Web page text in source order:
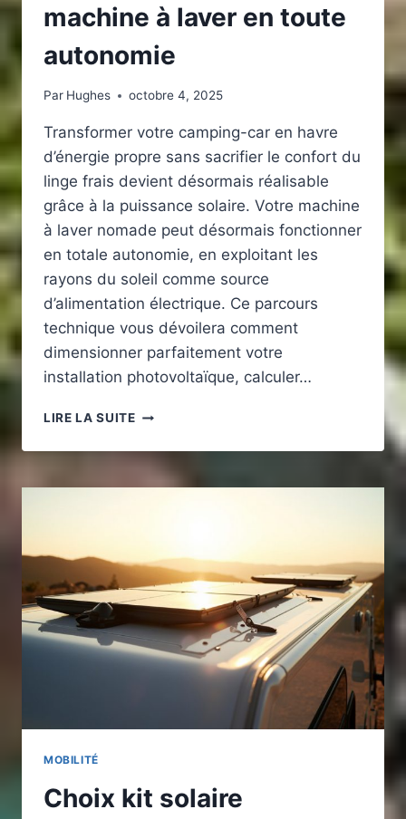
machine à laver en toute
autonomie
Par Hughes octobre 4, 2025
Transformer votre camping-car en havre
d’énergie propre sans sacrifier le confort du
linge frais devient désormais réalisable
grâce à la puissance solaire. Votre machine
à laver nomade peut désormais fonctionner
en totale autonomie, en exploitant les
rayons du soleil comme source
d’alimentation électrique. Ce parcours
technique vous dévoilera comment
dimensionner parfaitement votre
installation photovoltaïque, calculer…
LIRE LA SUITEQUELLE
SOLAIRE
POUR
FAIRE
À
LAVER
EN
TOUTE
AUTONOMIE
MOBILITÉ
Choix kit solaire